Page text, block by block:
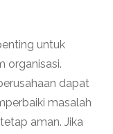
untuk
organisasi.
dapat
masalah
aman. Jika